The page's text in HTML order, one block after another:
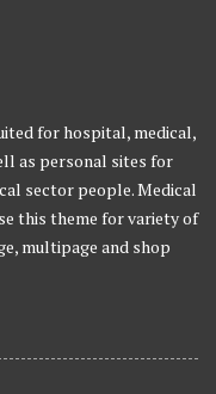
for hospital, medical,
as personal sites for
sector people. Medical
this theme for variety of
multipage and shop